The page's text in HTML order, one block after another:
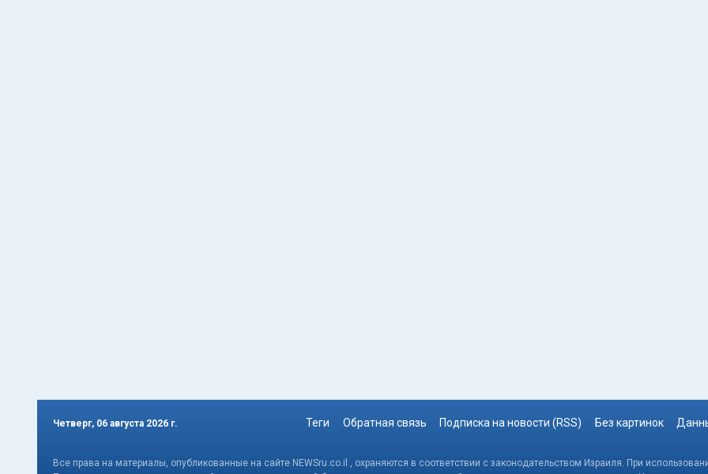
Четверг, 06 августа 2026 г. Теги Обратная связь Подписка на новости (RSS) Без картинок
Все права на материалы, опубликованные на сайте NEWSru.co.il , охраняются в соответствии с законодательством Израиля. При